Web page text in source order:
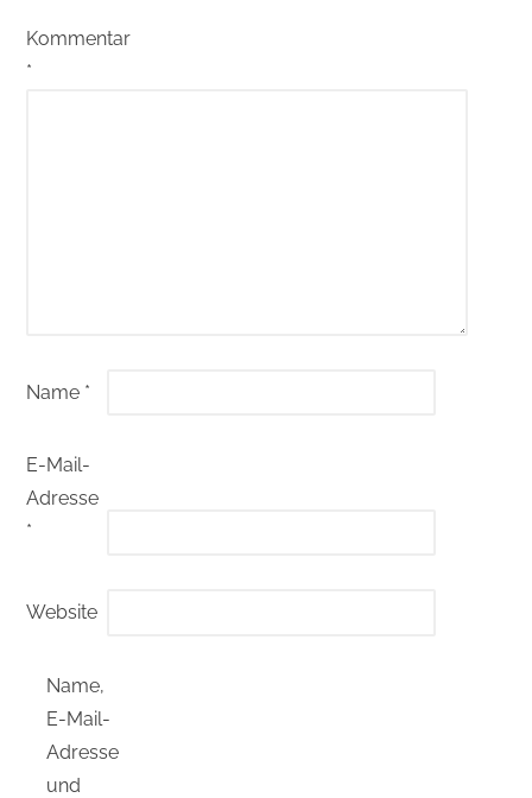
Kommentar
*
Name *
E-Mail-
Adresse
*
Website
Name,
E-Mail-
Adresse
und